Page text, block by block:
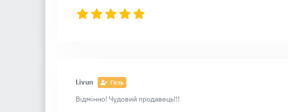
Livun Гість
Відмінно! Чудовий продавець!!!